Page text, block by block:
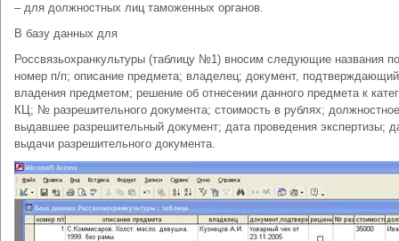
– для должностных лиц таможенных органов.
В базу данных для
Россвязьохранкультуры (таблицу №1) вносим следующие названия
номер п/п; описание предмета; владелец; документ,
владения предметом; решение об отнесении данного предмета к
КЦ; № разрешительного документа; стоимость в рублях;
выдавшее разрешительный документ; дата проведения экспертизы;
выдачи разрешительного документа.